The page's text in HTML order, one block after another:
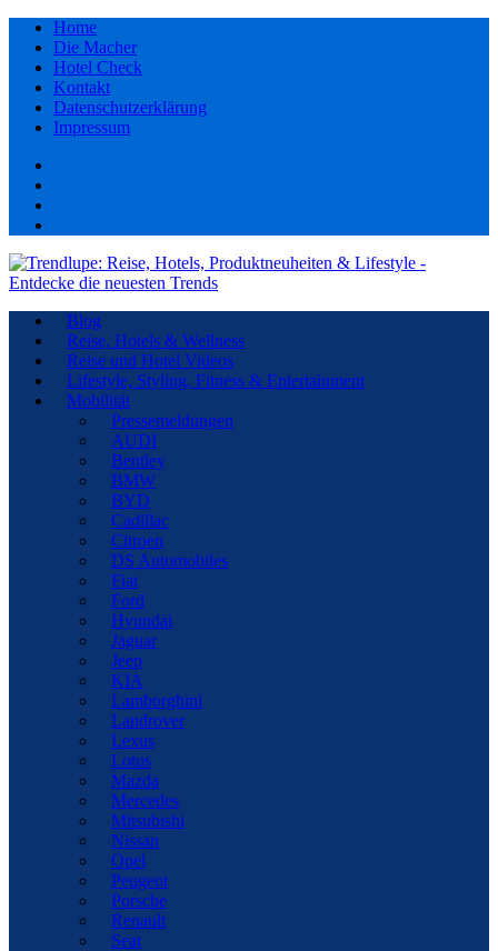
Home
Die Macher
Hotel Check
Kontakt
Datenschutzerklärung
Impressum
Blog
Reise, Hotels & Wellness
Reise und Hotel Videos
Lifestyle, Styling, Fitness & Entertainment
Mobilität
Pressemeldungen
AUDI
Bentley
BMW
BYD
Cadillac
Citroen
DS Automobiles
Fiat
Ford
Hyundai
Jaguar
Jeep
KIA
Lamborghini
Landrover
Lexus
Lotus
Mazda
Mercedes
Mitsubishi
Nissan
Opel
Peugeot
Porsche
Renault
Seat